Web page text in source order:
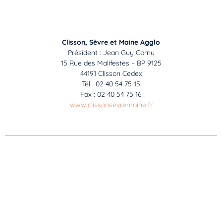
Clisson, Sèvre et Maine Agglo
Président : Jean Guy Cornu
15 Rue des Malifestes – BP 9125
44191 Clisson Cedex
Tél : 02 40 54 75 15
Fax : 02 40 54 75 16
www.clissonsevremaine.fr